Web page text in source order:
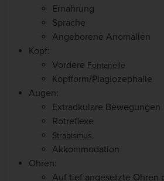
Ernährung
Sprache
Angeborene Anomalien
Kopf:
Vordere Fontanelle
Kopfform/Plagiozephalie
Augen:
Extraokulare Bewegungen
Rotreflexe
Strabismus
Akkommodation
Ohren:
Auf tief angesetzte Ohren